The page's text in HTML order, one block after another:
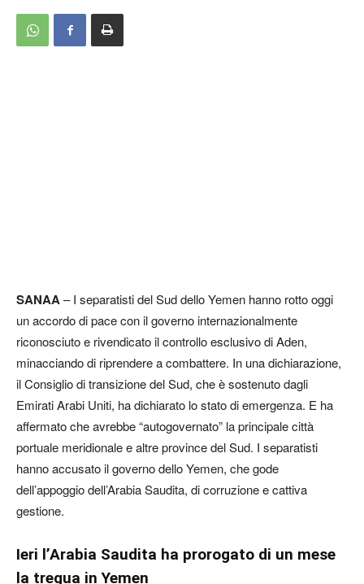
SANAA– I separatisti del Sud dello Yemen hanno rotto oggi
un accordo di pace con il governo internazionalmente
riconosciuto e rivendicato il controllo esclusivo di Aden,
minacciando di riprendere a combattere. In una dichiarazione,
il Consiglio di transizione del Sud, che è sostenuto dagli
Emirati Arabi Uniti, ha dichiarato lo stato di emergenza. E ha
affermato che avrebbe “autogovernato” la principale città
portuale meridionale e altre province del Sud. I separatisti
hanno accusato il governo dello Yemen, che gode
dell’appoggio dell’Arabia Saudita, di corruzione e cattiva
gestione.
Ieri l’Arabia Saudita ha prorogato di un mese
la tregua in Yemen